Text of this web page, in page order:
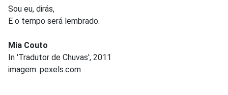
Sou eu, dirás,
E o tempo será lembrado.
Mia Couto
In 'Tradutor de Chuvas', 2011
imagem: pexels.com